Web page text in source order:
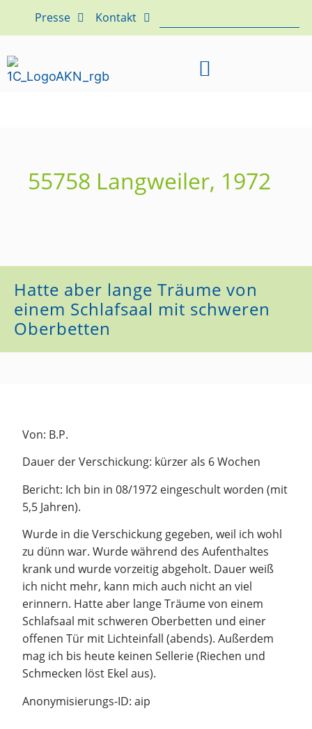
Presse Kontakt
55758 Langweiler, 1972
Hatte aber lange Träume von
einem Schlafsaal mit schweren
Oberbetten
Von: B.P.
Dauer der Verschickung: kürzer als 6 Wochen
Bericht: Ich bin in 08/1972 eingeschult worden (mit
5,5 Jahren).
Wurde in die Verschickung gegeben, weil ich wohl
zu dünn war. Wurde während des Aufenthaltes
krank und wurde vorzeitig abgeholt. Dauer weiß
ich nicht mehr, kann mich auch nicht an viel
erinnern. Hatte aber lange Träume von einem
Schlafsaal mit schweren Oberbetten und einer
offenen Tür mit Lichteinfall (abends). Außerdem
mag ich bis heute keinen Sellerie (Riechen und
Schmecken löst Ekel aus).
Anonymisierungs-ID: aip